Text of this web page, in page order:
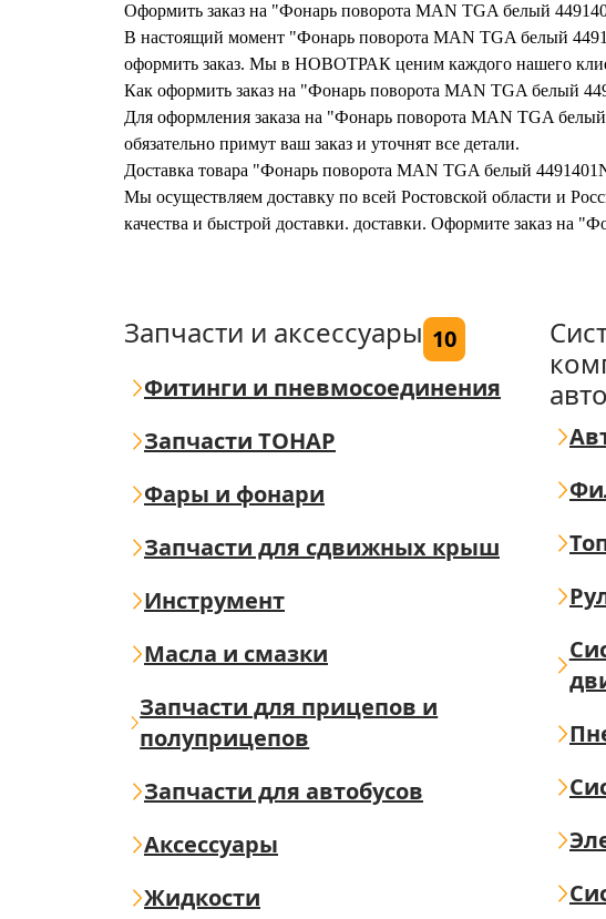
Оформить заказ на "Фонарь поворота MAN TGA белый
В настоящий момент "Фонарь поворота MAN TGA белый
оформить заказ. Мы в НОВОТРАК ценим каждого нашего
Как оформить заказ на "Фонарь поворота MAN TGA белый
Для оформления заказа на "Фонарь поворота MAN TGA
обязательно примут ваш заказ и уточнят все детали.
Доставка товара "Фонарь поворота MAN TGA белый
Мы осуществляем доставку по всей Ростовской области и
качества и быстрой доставки. доставки. Оформите заказ
Запчасти и аксессуары 10
Фитинги и пневмосоединения
Запчасти ТОНАР
Фары и фонари
Запчасти для сдвижных крыш
Инструмент
Масла и смазки
Запчасти для прицепов и
полуприцепов
Запчасти для автобусов
Аксессуары
Жидкости